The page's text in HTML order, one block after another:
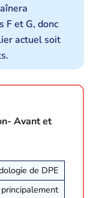
F et G, donc
actuel soit
Avant et
de DPE